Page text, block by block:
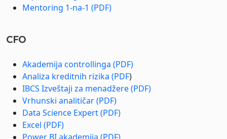
Mentoring 1-na-1 (PDF)
CFO
Akademija controllinga (PDF)
Analiza kreditnih rizika (PDF)
IBCS Izveštaji za menadžere (PDF)
Vrhunski analitičar (PDF)
Data Science Expert (PDF)
Excel (PDF)